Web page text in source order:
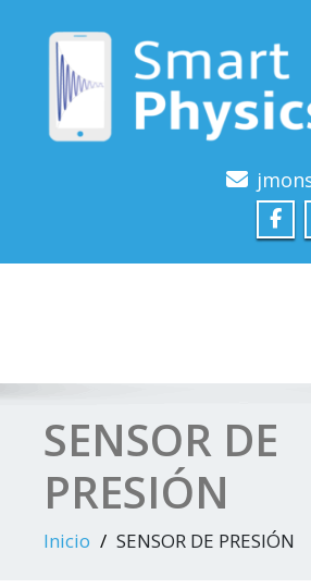
contenido
SENSOR DE
PRESIÓN
Inicio SENSOR DE PRESIÓN